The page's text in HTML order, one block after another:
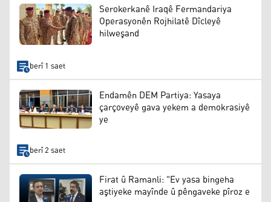
Serokerkanê Iraqê Fermandariya
Operasyonên Rojhilatê Dîcleyê
hilweşand
berî 1 saet
Endamên DEM Partiya: Yasaya
çarçoveyê gava yekem a demokrasiyê
ye
berî 2 saet
Firat û Ramanli: "Ev yasa bingeha
aştiyeke mayînde û pêngaveke pîroz e